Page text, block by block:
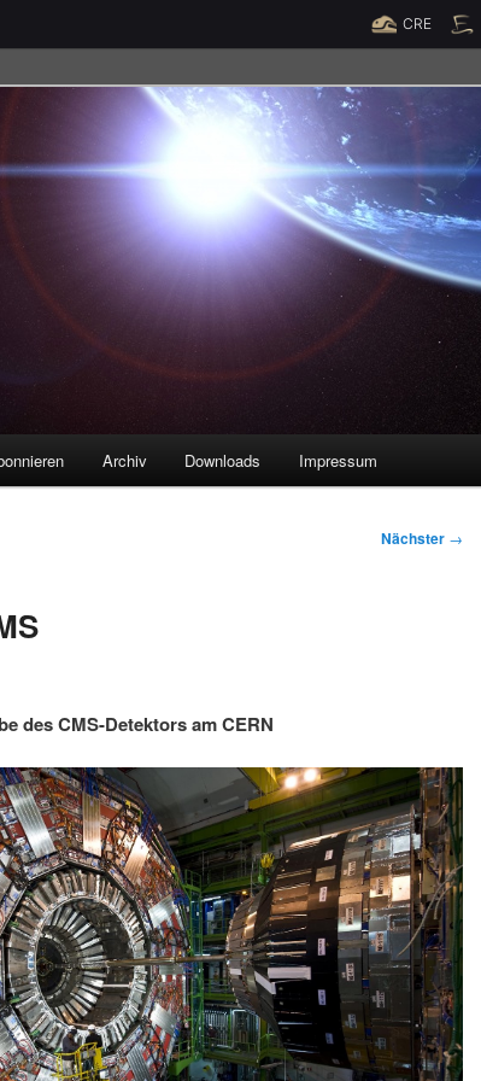
Spende jetzt!
CRE
Archiv Downloads Impressum
Nächster →
des CMS-Detektors am CERN